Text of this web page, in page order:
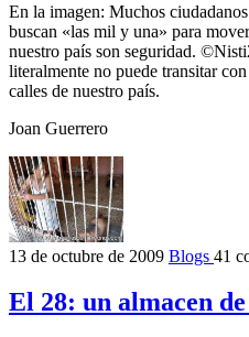
En la imagen: Muchos
buscan «las mil y una» para
nuestro país son seguridad.
literalmente no puede transitar
calles de nuestro país.
Joan Guerrero
13 de octubre de 2009 Blogs 41
El 28: un almacen